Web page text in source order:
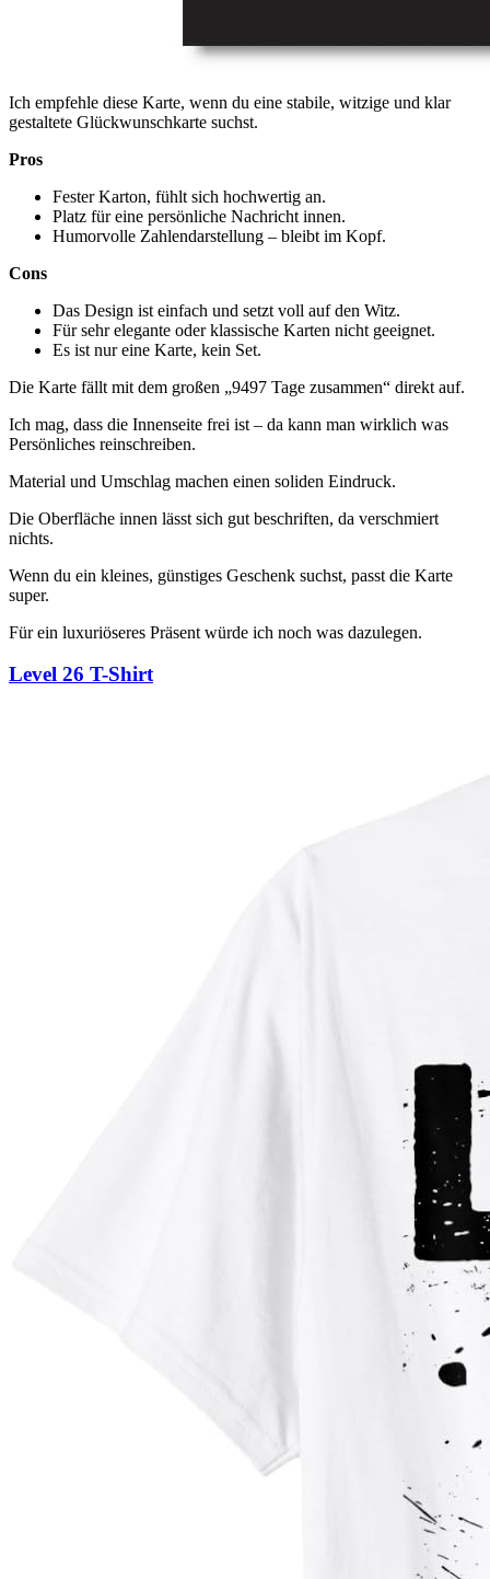
Ich empfehle diese Karte, wenn du eine stabile, witzige und klar
gestaltete Glückwunschkarte suchst.
Pros
Fester Karton, fühlt sich hochwertig an.
Platz für eine persönliche Nachricht innen.
Humorvolle Zahlendarstellung – bleibt im Kopf.
Cons
Das Design ist einfach und setzt voll auf den Witz.
Für sehr elegante oder klassische Karten nicht geeignet.
Es ist nur eine Karte, kein Set.
Die Karte fällt mit dem großen „9497 Tage zusammen“ direkt auf.
Ich mag, dass die Innenseite frei ist – da kann man wirklich was
Persönliches reinschreiben.
Material und Umschlag machen einen soliden Eindruck.
Die Oberfläche innen lässt sich gut beschriften, da verschmiert
nichts.
Wenn du ein kleines, günstiges Geschenk suchst, passt die Karte
super.
Für ein luxuriöseres Präsent würde ich noch was dazulegen.
Level 26 T-Shirt